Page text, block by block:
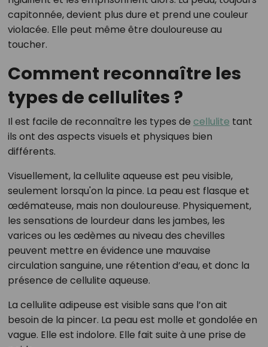
capitonnée, devient plus dure et prend une couleur
violacée. Elle peut même être douloureuse au
toucher.
Comment reconnaître les
types de cellulites ?
Il est facile de reconnaître les types de cellulite tant
ils ont des aspects visuels et physiques bien
différents.
Visuellement, la cellulite aqueuse est peu visible,
seulement lorsqu'on la pince. La peau est flasque et
œdémateuse, mais non douloureuse. Physiquement,
les sensations de lourdeur dans les jambes, les
varices ou les œdèmes au niveau des chevilles
peuvent mettre en évidence une mauvaise
circulation sanguine, une rétention d’eau, et donc la
présence de cellulite aqueuse.
La cellulite adipeuse est visible sans que l’on ait
besoin de la pincer. La peau est molle et gondolée en
vague. Elle est indolore. Elle fait suite à une prise de